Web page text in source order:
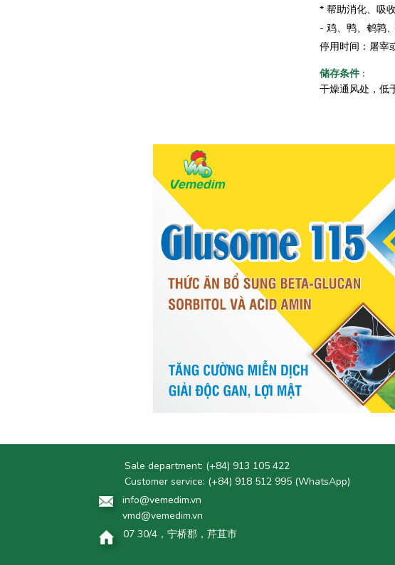
* 帮助消化、吸
- 鸡、鸭、鹌鹑
停用时间：屠宰
储存条件 :
干燥通风处，低
Sale department: (+84) 913 105 422
Customer service: (+84) 918 512 995 (WhatsApp)
info@vemedim.vn
vmd@vemedim.vn
07 30/4，宁桥郡，芹苴市